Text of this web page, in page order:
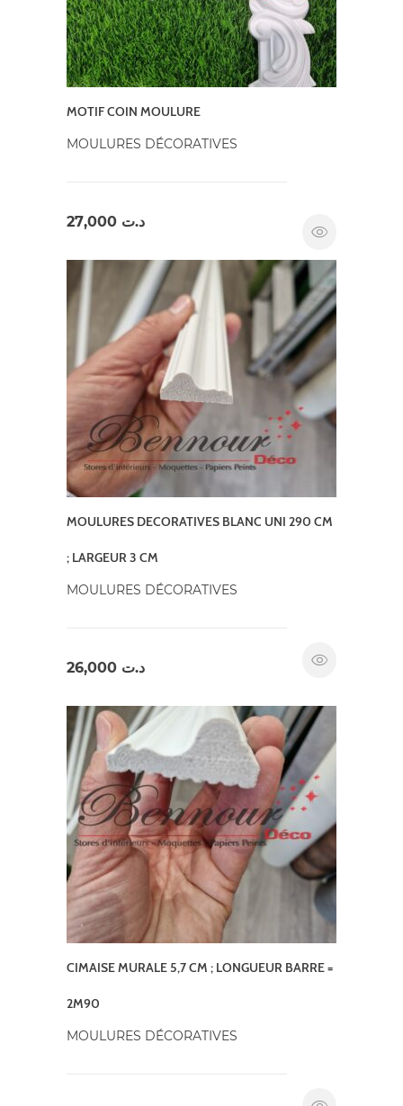
MOTIF COIN MOULURE
MOULURES DÉCORATIVES
د.ت
MOULURES DECORATIVES BLANC UNI 290 CM
; LARGEUR 3 CM
MOULURES DÉCORATIVES
د.ت
CIMAISE MURALE 5,7 CM ; LONGUEUR BARRE =
2M90
MOULURES DÉCORATIVES